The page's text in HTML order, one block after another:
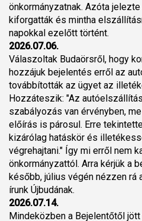
önkormányzatnak. Azóta
kiforgatták és mintha
napokkal ezelőtt történt.
2026.07.06.
Válaszoltak Budaörsről, hogy
hozzájuk bejelentés erről az
továbbították az ügyet az
Hozzáteszik: "Az
szabályozás van érvényben,
előírás is párosul. Erre
kizárólag hatáskör és
végrehajtani." Így mi erről nem
önkormányzattól. Arra kérjük a
később, július végén nézzen rá
írunk Újbudának.
2026.07.14.
Mindeközben a Bejelentőtől